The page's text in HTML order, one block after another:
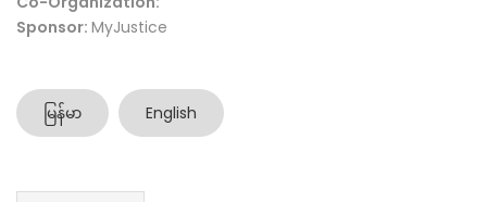
Sponsor: MyJustice
မြန်မာ English